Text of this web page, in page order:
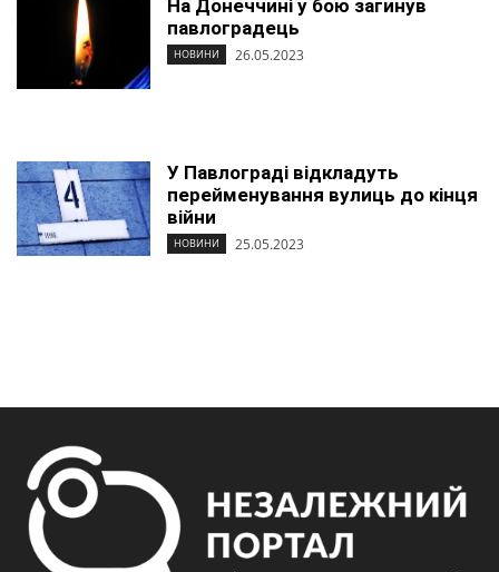
На Донеччині у бою загинув
павлоградець
НОВИНИ 26.05.2023
У Павлограді відкладуть
перейменування вулиць до кінця
війни
НОВИНИ 25.05.2023